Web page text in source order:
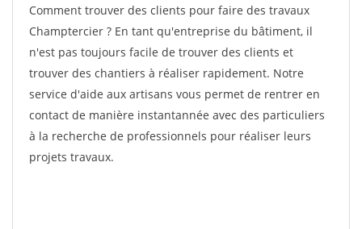
Comment trouver des clients pour faire des travaux
Champtercier ? En tant qu'entreprise du bâtiment, il
n'est pas toujours facile de trouver des clients et
trouver des chantiers à réaliser rapidement. Notre
service d'aide aux artisans vous permet de rentrer en
contact de manière instantannée avec des particuliers
à la recherche de professionnels pour réaliser leurs
projets travaux.